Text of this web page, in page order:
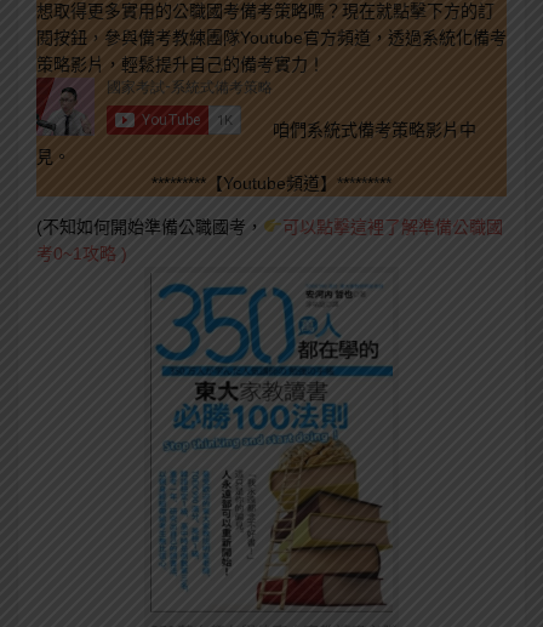
想取得更多實用的公職國考備考策略嗎？現在就點擊下方的訂
閱按鈕，參與備考教練團隊Youtube官方頻道，透過系統化備考
策略影片，輕鬆提升自己的備考實力！
咱們系統式備考策略影片中
見。
*********【Youtube頻道】*********
(不知如何開始準備公職國考，
可以點擊這裡了解準備公職國
考0~1攻略 )